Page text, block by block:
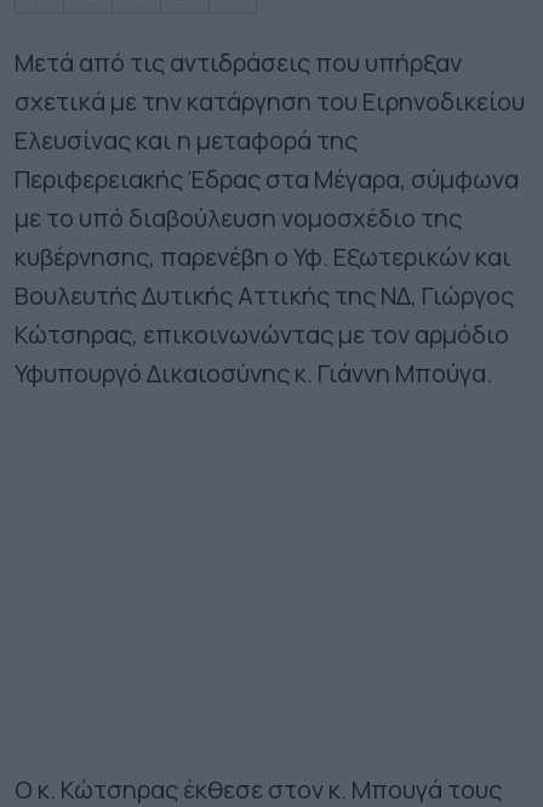
Μετά από τις αντιδράσεις που υπήρξαν
σχετικά με την κατάργηση του Ειρηνοδικείου
Ελευσίνας και η μεταφορά της
Περιφερειακής Έδρας στα Μέγαρα, σύμφωνα
με το υπό διαβούλευση νομοσχέδιο της
κυβέρνησης, παρενέβη ο Υφ. Εξωτερικών και
Βουλευτής Δυτικής Αττικής της ΝΔ, Γιώργος
Κώτσηρας, επικοινωνώντας με τον αρμόδιο
Υφυπουργό Δικαιοσύνης κ. Γιάννη Μπούγα.
Ο κ. Κώτσηρας έκθεσε στον κ. Μπουγά τους